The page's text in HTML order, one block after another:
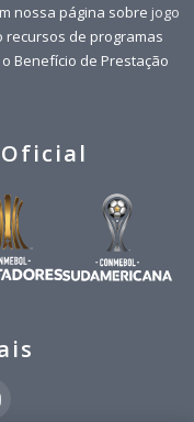
nossa página sobre jogo
recursos de programas
Benefício de Prestação